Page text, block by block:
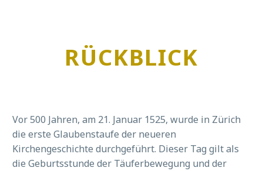

RÜCKBLICK
Vor 500 Jahren, am 21. Januar 1525, wurde in Zürich
die erste Glaubenstaufe der neueren
Kirchengeschichte durchgeführt. Dieser Tag gilt als
die Geburtsstunde der Täuferbewegung und der